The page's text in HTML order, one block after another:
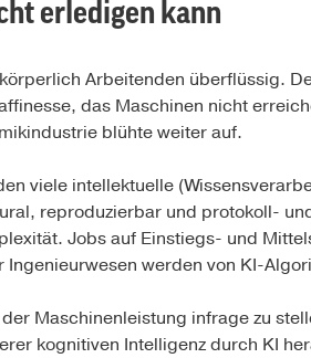
erledigen kann
Arbeitenden überflüssig.
das Maschinen nicht
blühte weiter auf.
viele intellektuelle
reproduzierbar und protokoll-
Jobs auf Einstiegs- und
werden von KI-
Maschinenleistung infrage zu
kognitiven Intelligenz durch KI